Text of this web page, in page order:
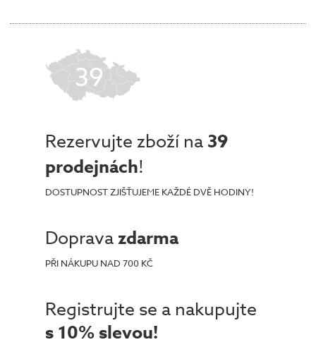
39
Rezervujte zboží na 39
prodejnách!
DOSTUPNOST ZJIŠŤUJEME KAŽDÉ DVĚ HODINY!
Dopravazdarma
PŘI NÁKUPU NAD 700 KČ
Registrujte se a nakupujte
s 10% slevou!